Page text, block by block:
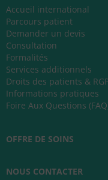
Accueil international
Parcours patient
Demander un devis
Consultation
Formalités
Services additionnels
Droits des patients &
Informations pratiques
Foire Aux Questions
OFFRE DE SOINS
NOUS CONTACTER